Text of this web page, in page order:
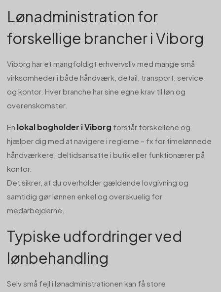
Lønadministration for
forskellige brancher i Viborg
Viborg har et mangfoldigt erhvervsliv med mange små
virksomheder i både håndværk, detail, transport, service
og kontor. Hver branche har sine egne krav til løn og
overenskomster.
En lokal bogholder i Viborg forstår forskellene og
hjælper dig med at navigere i reglerne – fx for timelønnede
håndværkere, deltidsansatte i butik eller funktionærer på
kontor.
Det sikrer, at du overholder gældende lovgivning og
samtidig gør lønnen enkel og overskuelig for
medarbejderne.
Typiske udfordringer ved
lønbehandling
Selv små fejl i lønadministrationen kan få store